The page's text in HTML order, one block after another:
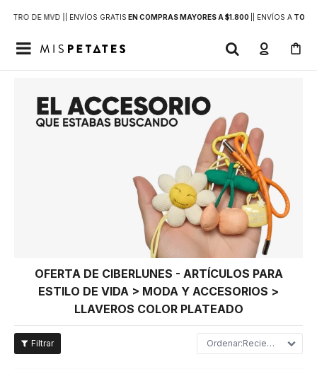
DE MVD | | ENVÍOS GRATIS EN COMPRAS MAYORES A $1.800 | ENVÍOS ATODO

OFERTA DE CIBERLUNES - ARTÍCULOS PARA
ESTILO DE VIDA > MODA Y ACCESORIOS >
LLAVEROS COLOR PLATEADO
Recientes